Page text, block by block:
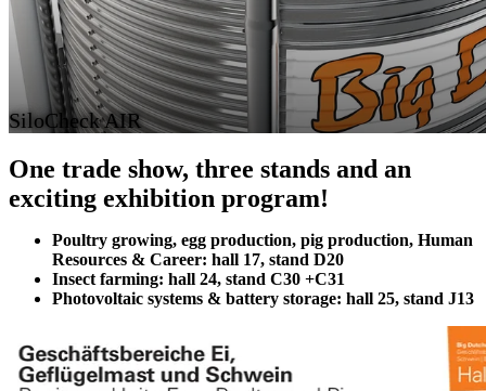
SiloCheck AIR
One trade show, three stands and an
exciting exhibition program!
Poultry growing, egg production, pig production, Human
Resources & Career: hall 17, stand D20
Insect farming: hall 24, stand C30 +C31
Photovoltaic systems & battery storage: hall 25, stand J13